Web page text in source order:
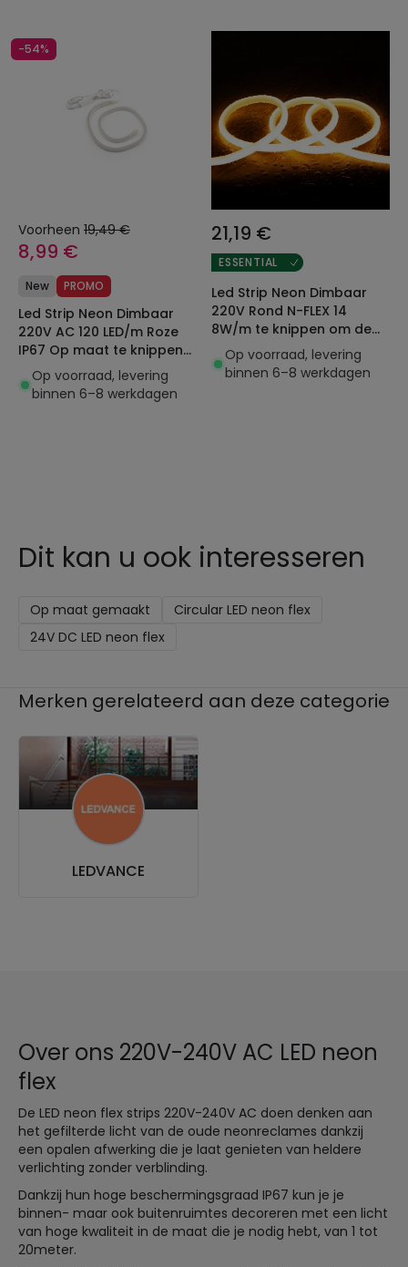
-54%
Voorheen 19,49 €
8,99 €
New PROMO
Led Strip Neon Dimbaar
220V AC 120 LED/m Roze
IP67 Op maat te knippen
om de 100 cm
Op voorraad, levering
binnen 6–8 werkdagen
21,19 €
ESSENTIAL
Led Strip Neon Dimbaar
220V Rond N-FLEX 14
8W/m te knippen om de
100cm IP65 Op maat
Op voorraad, levering
binnen 6–8 werkdagen
Dit kan u ook interesseren
Op maat gemaakt
Circular LED neon flex
24V DC LED neon flex
Merken gerelateerd aan deze categorie
LEDVANCE
Over ons 220V-240V AC LED neon
flex
De LED neon flex strips 220V-240V AC doen denken aan
het gefilterde licht van de oude neonreclames dankzij
een opalen afwerking die je laat genieten van heldere
verlichting zonder verblinding.
Dankzij hun hoge beschermingsgraad IP67 kun je je
binnen- maar ook buitenruimtes decoreren met een licht
van hoge kwaliteit in de maat die je nodig hebt, van 1 tot
20meter.